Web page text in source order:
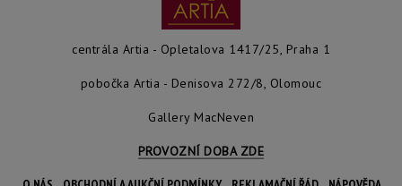
centrála Artia - Opletalova 1417/25, Praha 1
pobočka Artia - Denisova 272/8, Olomouc
Gallery MacNeven
PROVOZNÍ DOBA ZDE